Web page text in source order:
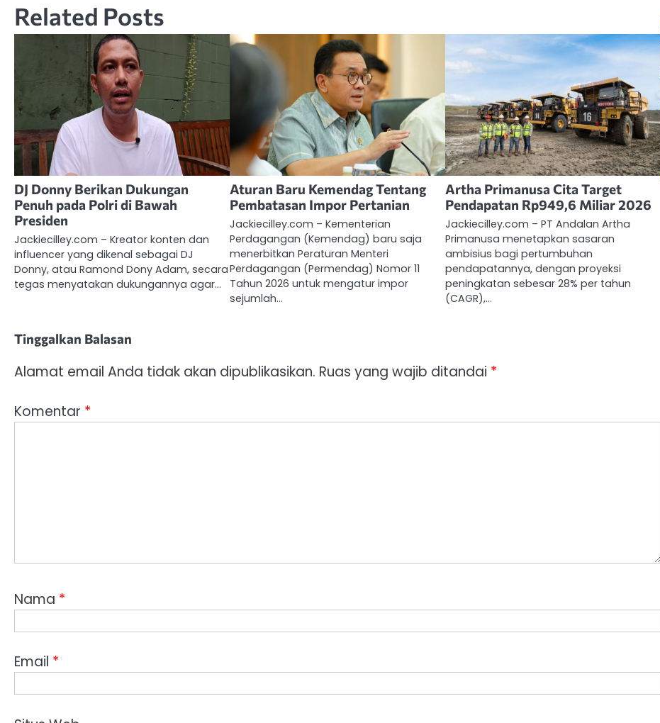
Related Posts
DJ Donny Berikan Dukungan
Penuh pada Polri di Bawah
Presiden
Jackiecilley.com – Kreator konten dan
influencer yang dikenal sebagai DJ
Donny, atau Ramond Dony Adam, secara
tegas menyatakan dukungannya agar…
Aturan Baru Kemendag Tentang
Pembatasan Impor Pertanian
Jackiecilley.com – Kementerian
Perdagangan (Kemendag) baru saja
menerbitkan Peraturan Menteri
Perdagangan (Permendag) Nomor 11
Tahun 2026 untuk mengatur impor
sejumlah…
Artha Primanusa Cita Target
Pendapatan Rp949,6 Miliar 2026
Jackiecilley.com – PT Andalan Artha
Primanusa menetapkan sasaran
ambisius bagi pertumbuhan
pendapatannya, dengan proyeksi
peningkatan sebesar 28% per tahun
(CAGR),…
Tinggalkan Balasan
Alamat email Anda tidak akan dipublikasikan. Ruas yang wajib ditandai *
Komentar *
Nama *
Email *